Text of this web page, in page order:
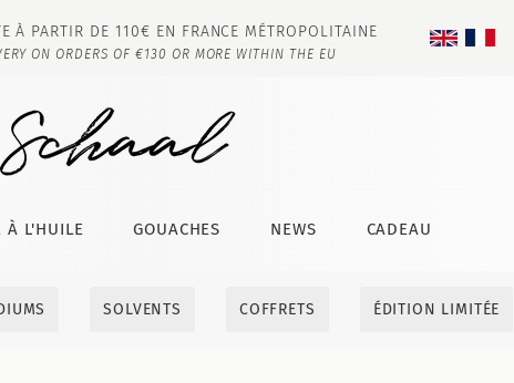
À PARTIR DE 110€ EN FRANCE MÉTROPOLITAINE
ON ORDERS OF €130 OR MORE WITHIN THE EU
À L'HUILE GOUACHES NEWS CADEAU
SOLVENTS COFFRETS ÉDITION LIMITÉE